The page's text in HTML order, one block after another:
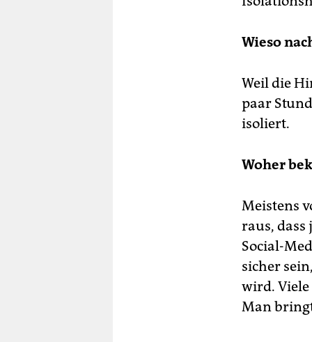
Wieso
Weil die
paar
isoliert.
Woher
Meistens
raus,
Social-
sicher
wird.
Man